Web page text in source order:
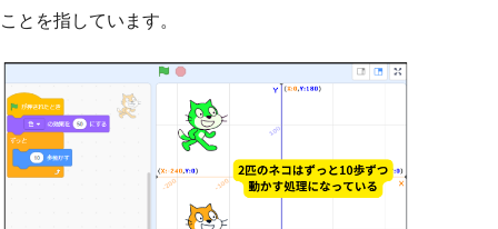
ことを指しています。